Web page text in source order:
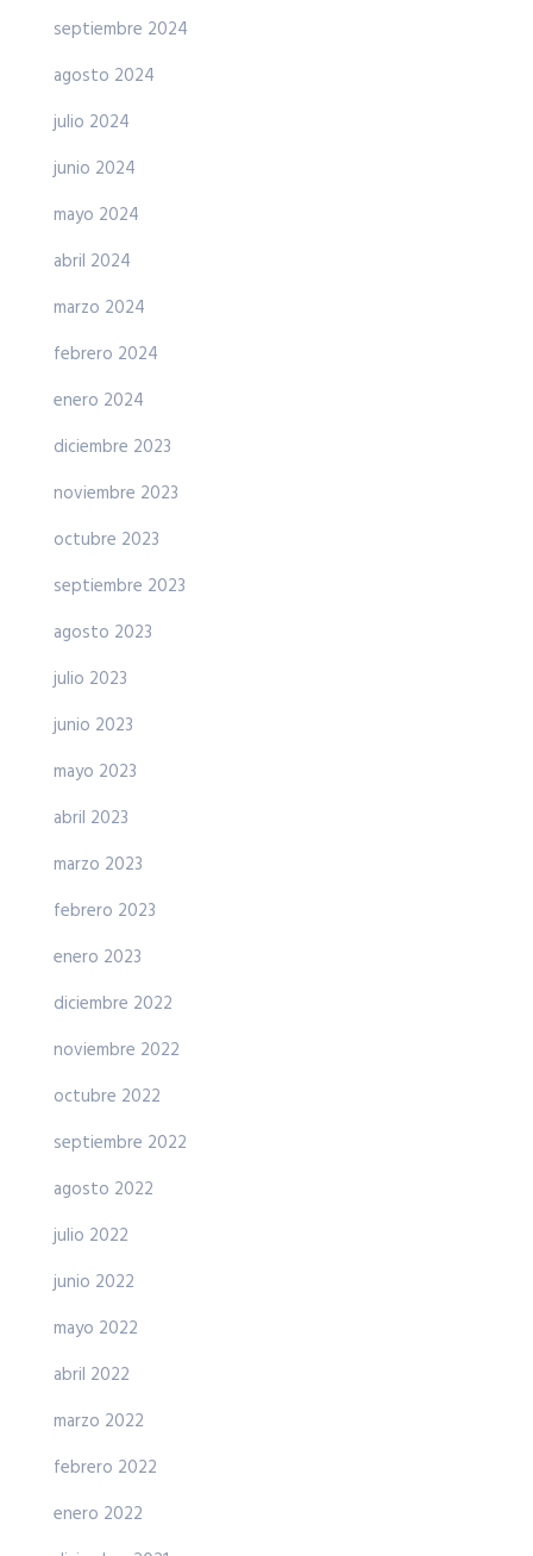
septiembre 2024
agosto 2024
julio 2024
junio 2024
mayo 2024
abril 2024
marzo 2024
febrero 2024
enero 2024
diciembre 2023
noviembre 2023
octubre 2023
septiembre 2023
agosto 2023
julio 2023
junio 2023
mayo 2023
abril 2023
marzo 2023
febrero 2023
enero 2023
diciembre 2022
noviembre 2022
octubre 2022
septiembre 2022
agosto 2022
julio 2022
junio 2022
mayo 2022
abril 2022
marzo 2022
febrero 2022
enero 2022